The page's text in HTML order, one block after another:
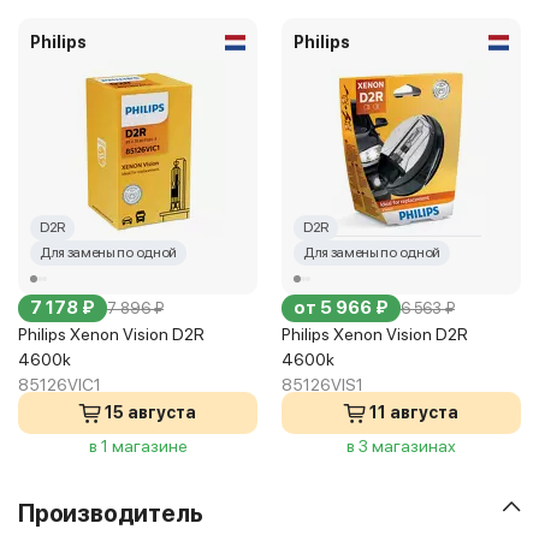
Philips
D2R
Для замены по одной
7 178 ₽ 7 896 ₽
Philips Xenon Vision D2R
4600k
85126VIC1
15 августа
в 1 магазине
Philips
D2R
Для замены по одной
от 5 966 ₽ 6 563 ₽
Philips Xenon Vision D2R
4600k
85126VIS1
11 августа
в 3 магазинах
Производитель